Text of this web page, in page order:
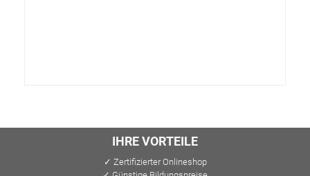
IHRE VORTEILE
✓ Zertifizierter Onlineshop